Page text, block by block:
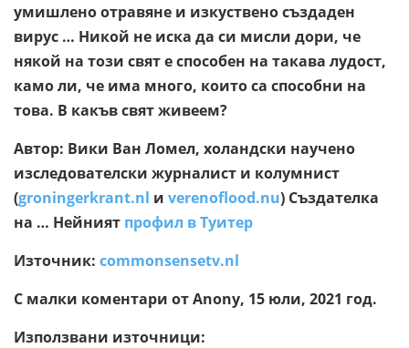
умишлено отравяне и изкуствено създаден
вирус … Никой не иска да си мисли дори, че
някой на този свят е способен на такава лудост,
камо ли, че има много, които са способни на
това. В какъв свят живеем?
Автор: Вики Ван Ломел, холандски научено
изследователски журналист и колумнист
(groningerkrant.nl и verenoflood.nu) Създателка
на … Нейният профил в Туитер
Източник: commonsensetv.nl
С малки коментари от Anony, 15 юли, 2021 год.
Използвани източници: